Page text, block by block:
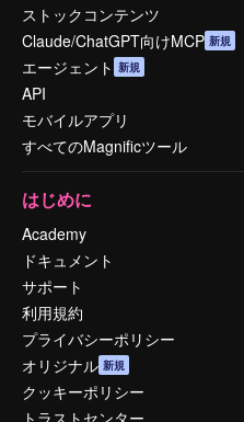
ストックコンテンツ
Claude/ChatGPT向けMCP 新規
エージェント 新規
API
モバイルアプリ
すべてのMagnificツール
はじめに
Academy
ドキュメント
サポート
利用規約
プライバシーポリシー
オリジナル 新規
クッキーポリシー
トラストセンター